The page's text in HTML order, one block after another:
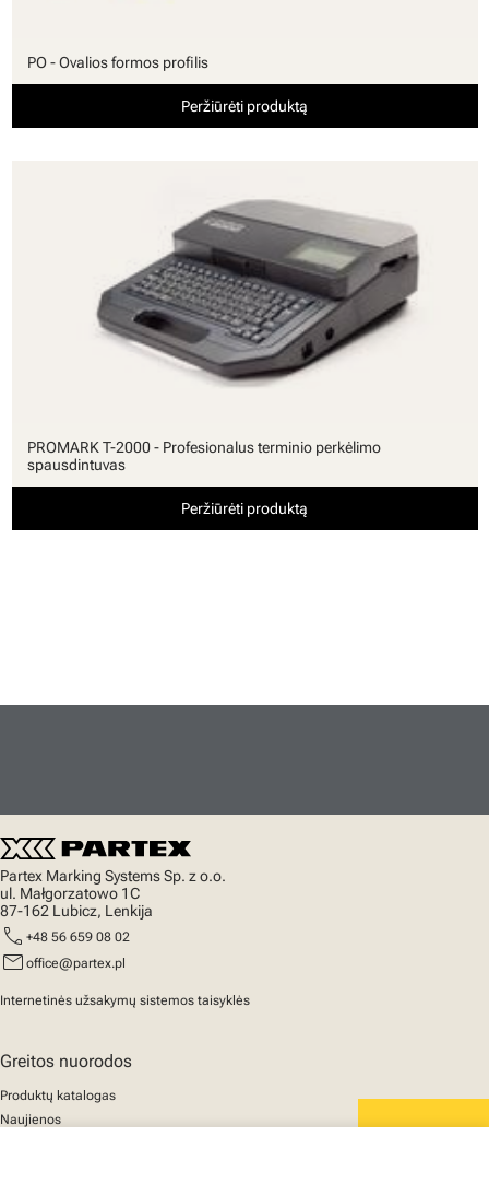
PO - Ovalios formos profilis
Peržiūrėti produktą
PROMARK T-2000 - Profesionalus terminio perkėlimo
spausdintuvas
Peržiūrėti produktą
Partex Marking Systems Sp. z o.o.
ul. Małgorzatowo 1C
87-162 Lubicz, Lenkija
call +48 56 659 08 02
mail office@partex.pl
Internetinės užsakymų sistemos taisyklės
Greitos nuorodos
Produktų katalogas
Naujienos